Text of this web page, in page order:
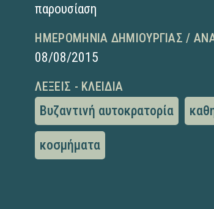
παρουσίαση
ΗΜΕΡΟΜΗΝΊΑ ΔΗΜΙΟΥΡΓΊΑΣ /
08/08/2015
ΛΈΞΕΙΣ - ΚΛΕΙΔΙΆ
Βυζαντινή αυτοκρατορία
κοσμήματα